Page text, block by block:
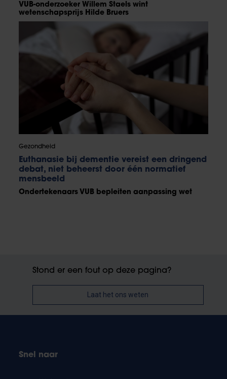
VUB-onderzoeker Willem Staels wint
wetenschapsprijs Hilde Bruers
Gezondheid
Euthanasie bij dementie vereist een dringend
debat, niet beheerst door één normatief
mensbeeld
Ondertekenaars VUB bepleiten aanpassing wet
Stond er een fout op deze pagina?
Laat het ons weten
Snel naar